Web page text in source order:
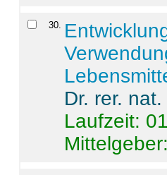
30.
Dr. rer.
Laufzeit: